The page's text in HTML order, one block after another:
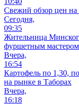
Свежий обзор цен
Сегодня,
09:35
Жительница
фуршетным мастером
Вчера,
16:54
Картофель по 1,30,
на рынке в Таборах
Вчера,
16:18